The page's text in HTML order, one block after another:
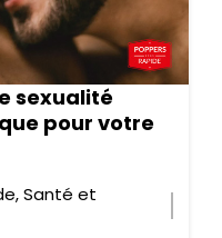
sexualité
pour votre
,Santé et